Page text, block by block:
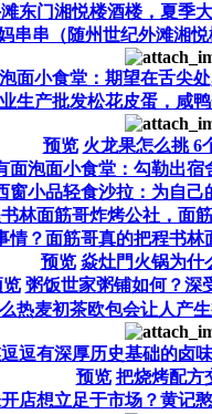
东门湘悦楼酒楼，夏季
串串（随州世纪外滩湘
面小食堂：期望在舌尖
生产批发松花皮蛋，咸
预览 火龙果怎么挑 6
面泡面小食堂：勾勒出宿
窗小品轻食沙拉：为自己
林面筋哥炸烤公社，面
情？面筋哥真的把程书林
预览 焱灶門火锅为什
粥饭世家粥铺如何？深
热麦初茶欧包会让人产
逗有深厚历史基础的卤
预览 把烧烤配方
店想立足于市场？黄记